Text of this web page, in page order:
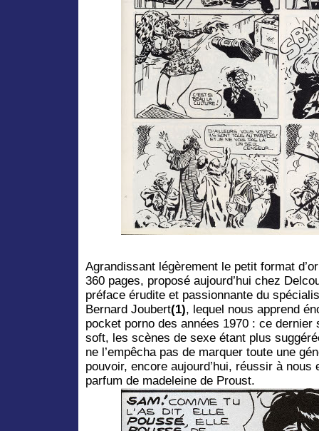
Agrandissant légèrement le petit format
360 pages, proposé aujourd’hui chez
préface érudite et passionnante du
Bernard Joubert(1), lequel nous apprend
pocket porno des années 1970 : ce
soft, les scènes de sexe étant plus
ne l’empêcha pas de marquer toute une
pouvoir, encore aujourd’hui, réussir à
parfum de madeleine de Proust.